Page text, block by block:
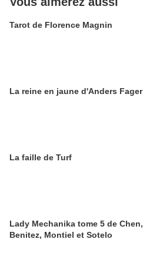
Tarot de Florence Magnin
La reine en jaune d'Anders Fager
La faille de Turf
Lady Mechanika tome 5 de Chen,
Benitez, Montiel et Sotelo